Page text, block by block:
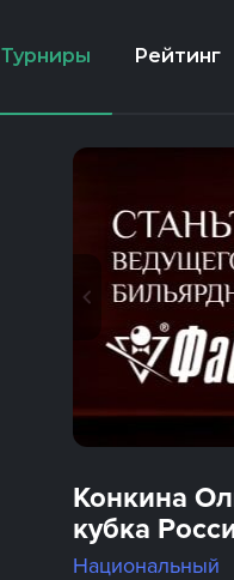
Турниры Рейтинг
Конкина
кубка
Национальный